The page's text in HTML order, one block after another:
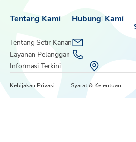
Tentang Kami
Tentang Setir Kanan
Layanan Pelanggan
Informasi Terkini
Hubungi Kami
Kebijakan Privasi Syarat & Ketentuan